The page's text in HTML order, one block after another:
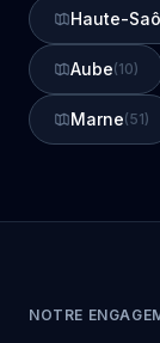
Haute-
Aube(10)
Marne(51)
NOTRE